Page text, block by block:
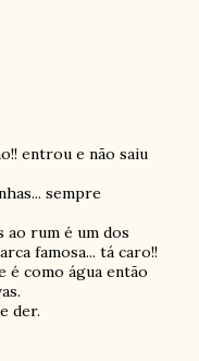
entrou e não saiu
sempre
ao rum é um dos
famosa... tá caro!!
é como água então
der.